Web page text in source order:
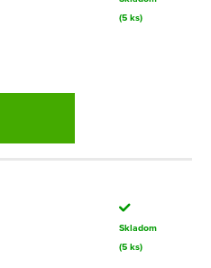
(5 ks)
Skladom
(5 ks)